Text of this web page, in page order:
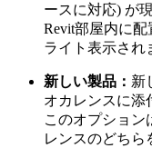
ースに対応) が
Revit部屋内に
ライト表示され
新しい製品： 新
オカレンスに添
このオプション
レンスのどちら